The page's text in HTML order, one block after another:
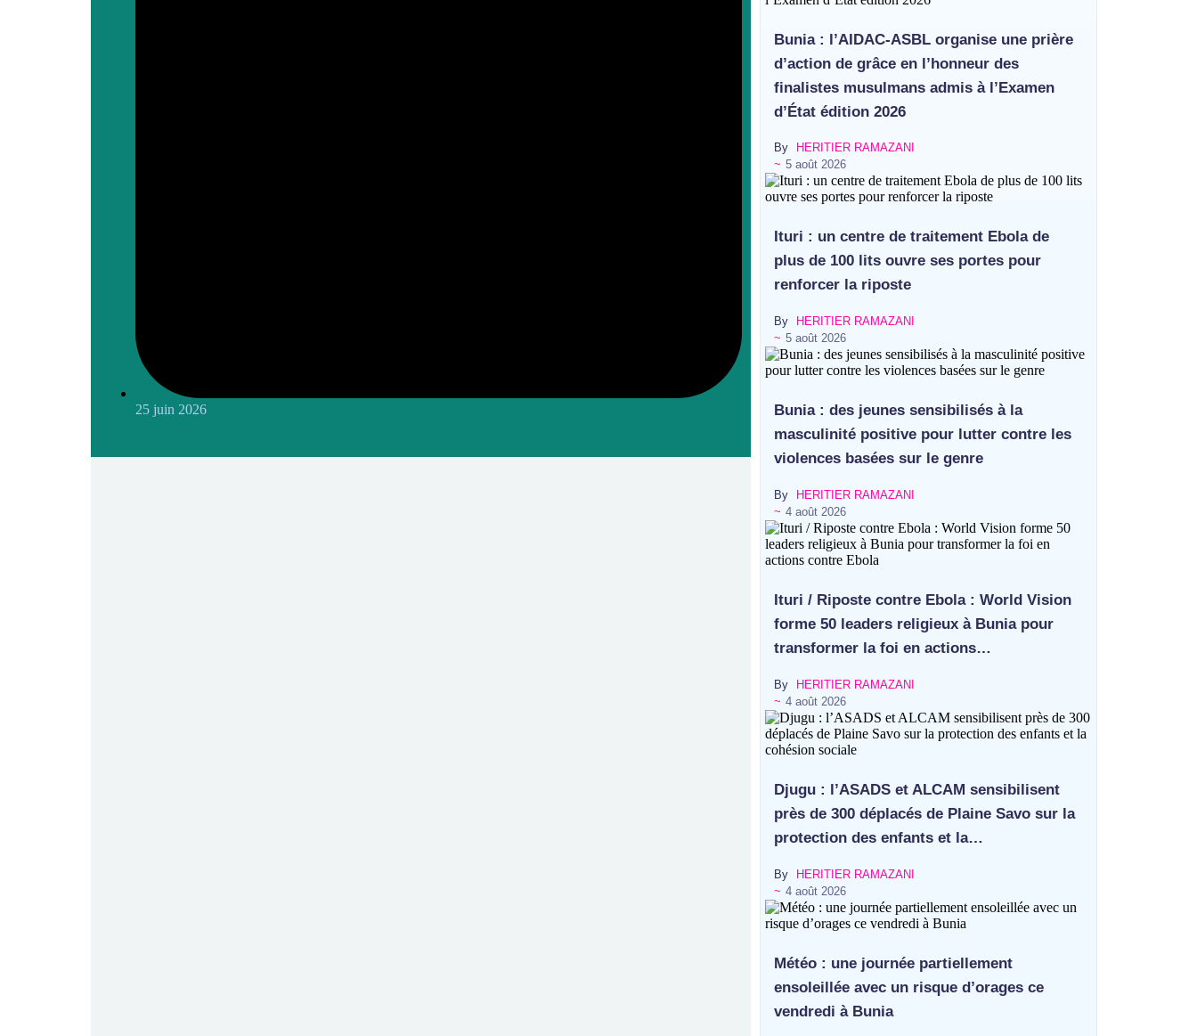
Mahagi : ASADS Asbl et IEDA Relief sensibilisent la population de Djupabook-Yima contre les violences basées sur le genre
25 juin 2026
Bunia : l’AIDAC-ASBL organise une prière
d’action de grâce en l’honneur des
finalistes musulmans admis à l’Examen
d’État édition 2026
By
HERITIER RAMAZANI
~ 5 août 2026
Ituri : un centre de traitement Ebola de
plus de 100 lits ouvre ses portes pour
renforcer la riposte
By
HERITIER RAMAZANI
~ 5 août 2026
Bunia : des jeunes sensibilisés à la
masculinité positive pour lutter contre les
violences basées sur le genre
By
HERITIER RAMAZANI
~ 4 août 2026
Ituri / Riposte contre Ebola : World Vision
forme 50 leaders religieux à Bunia pour
transformer la foi en actions…
By
HERITIER RAMAZANI
~ 4 août 2026
Djugu : l’ASADS et ALCAM sensibilisent
près de 300 déplacés de Plaine Savo sur la
protection des enfants et la…
By
HERITIER RAMAZANI
~ 4 août 2026
Météo : une journée partiellement
ensoleillée avec un risque d’orages ce
vendredi à Bunia